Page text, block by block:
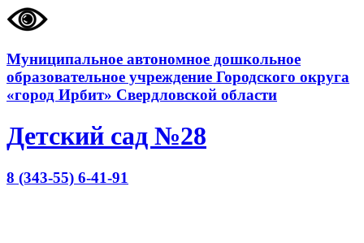
Муниципальное автономное дошкольное
образовательное учреждение Городского округа
«город Ирбит» Свердловской области
Детский сад №28
8 (343-55) 6-41-91